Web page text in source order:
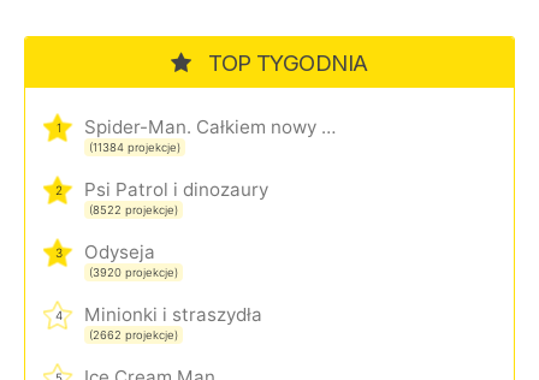
TOP TYGODNIA
1 Spider-Man. Całkiem nowy dzień
(11384 projekcje)
2 Psi Patrol i dinozaury
(8522 projekcje)
3 Odyseja
(3920 projekcje)
4 Minionki i straszydła
(2662 projekcje)
5